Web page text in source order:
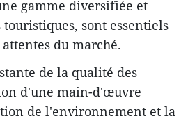
gamme diversifiée et
sont essentiels
du marché.
de la qualité des
d'une main-d'œuvre
de l'environnement et la